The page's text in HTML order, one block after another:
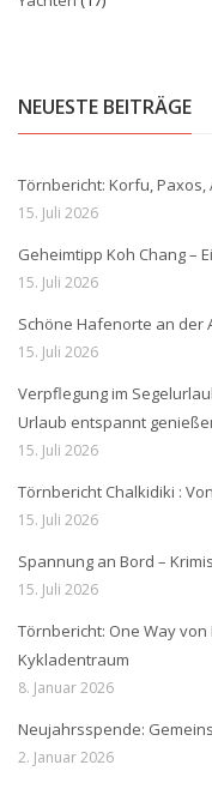
NEUESTE BEITRÄGE
Törnbericht: Korfu,
15. Juli 2026
Geheimtipp Koh Chang –
15. Juli 2026
Schöne Hafenorte an der
15. Juli 2026
Verpflegung im
Urlaub entspannt
15. Juli 2026
Törnbericht Chalkidiki :
15. Juli 2026
Spannung an Bord –
15. Juli 2026
Törnbericht: One Way
Kykladentraum
8. Januar 2026
Neujahrsspende:
2. Januar 2026